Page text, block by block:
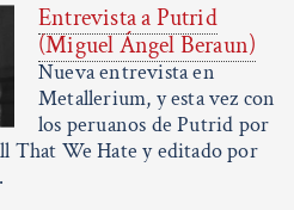
Entrevista a Putrid
(Miguel Ángel Beraun)
Nueva entrevista en
Metallerium, y esta vez con
los peruanos de Putrid por
That We Hate y editado por